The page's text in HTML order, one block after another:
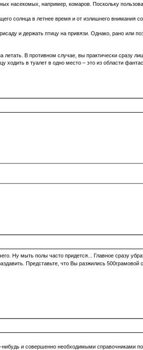
насекомых, например, комаров. Поскольку
солнца в летнее время и от излишнего внимания
и держать птицу на привязи. Однако, рано или
В противном случае, вы практически сразу
в туалет в одно место – это из области
Ну мыть полы часто придется... Главное сразу
Представьте, что Вы разжились
и совершенно необходимыми справочниками